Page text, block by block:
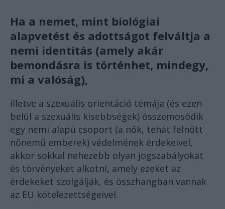
Ha a nemet, mint biológiai
alapvetést és adottságot felváltja a
nemi identitás (amely akár
bemondásra is történhet, mindegy,
mi a valóság),
illetve a szexuális orientáció témája (és ezen
belül a szexuális kisebbségek) összemosódik
egy nemi alapú csoport (a nők, tehát felnőtt
nőnemű emberek) védelmének érdekeivel,
akkor sokkal nehezebb olyan jogszabályokat
és törvényeket alkotni, amely ezeket az
érdekeket szolgálják, és összhangban vannak
az EU kötelezettségeivel.